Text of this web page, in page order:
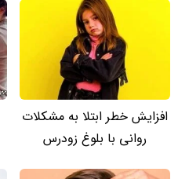
افزایش خطر ابتلا به مشکلات
روانی با بلوغ زودرس